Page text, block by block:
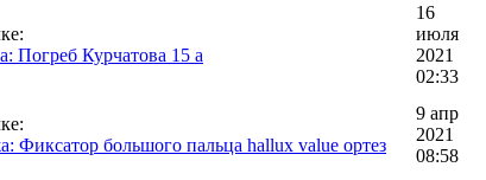
Погреб Курчатова 15 а
16
июля
2021
02:33
Фиксатор большого пальца hallux value ортез
9 апр
2021
08:58